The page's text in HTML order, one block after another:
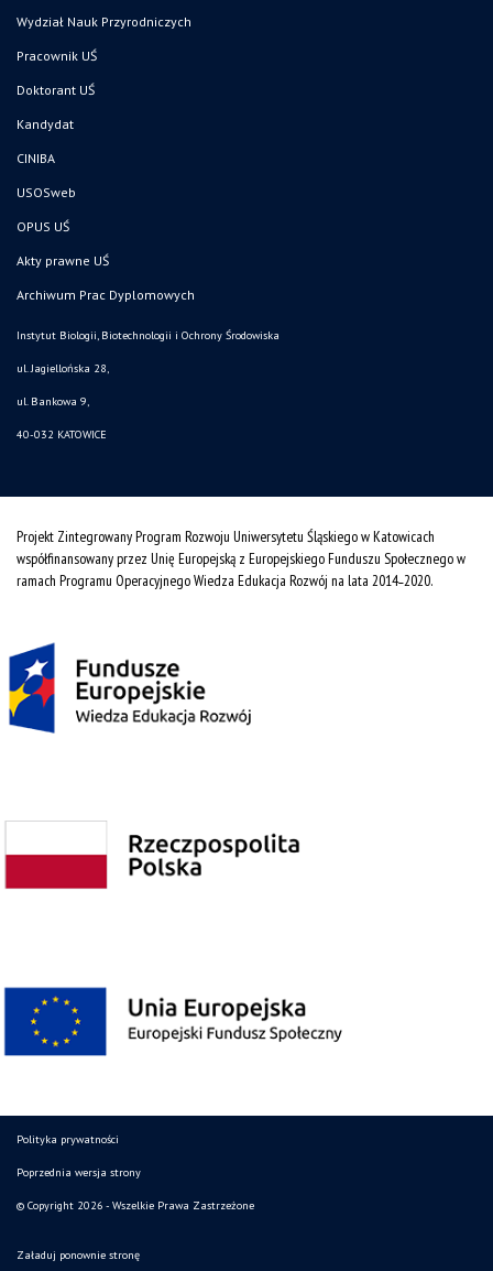
Wydział Nauk Przyrodniczych
Pracownik UŚ
Doktorant UŚ
Kandydat
CINIBA
USOSweb
OPUS UŚ
Akty prawne UŚ
Archiwum Prac Dyplomowych
Instytut Biologii, Biotechnologii i Ochrony Środowiska
ul. Jagiellońska 28,
ul. Bankowa 9,
40-032 KATOWICE
Projekt Zintegrowany Program Rozwoju Uniwersytetu Śląskiego w Katowicach
współfinansowany przez Unię Europejską z Europejskiego Funduszu Społecznego w
ramach Programu Operacyjnego Wiedza Edukacja Rozwój na lata 2014˗2020.
Polityka prywatności
Poprzednia wersja strony
© Copyright 2026 - Wszelkie Prawa Zastrzeżone
Załaduj ponownie stronę